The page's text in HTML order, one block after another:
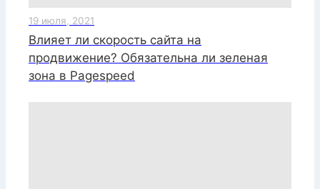
19 июля, 2021
Влияет ли скорость сайта на
продвижение? Обязательна ли зеленая
зона в Pagespeed